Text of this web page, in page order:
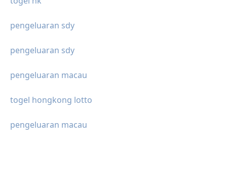
pengeluaran sdy
pengeluaran sdy
pengeluaran macau
togel hongkong lotto
pengeluaran macau